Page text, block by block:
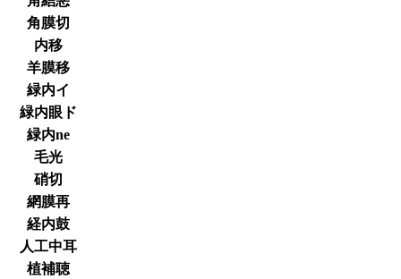
角膜切
内移
羊膜移
緑内イ
緑内眼ド
緑内ne
毛光
硝切
網膜再
経内鼓
人工中耳
植補聴